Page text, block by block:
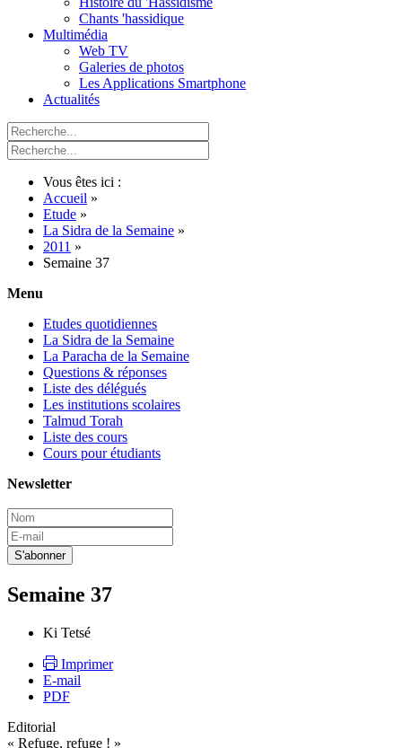
Chants 'hassidique
Multimédia
Web TV
Galeries de photos
Les Applications Smartphone
Actualités
Vous êtes ici :
Accueil »
Etude »
La Sidra de la Semaine »
2011 »
Semaine 37
Menu
Etudes quotidiennes
La Sidra de la Semaine
La Paracha de la Semaine
Questions & réponses
Liste des délégués
Les institutions scolaires
Talmud Torah
Liste des cours
Cours pour étudiants
Newsletter
Semaine 37
Ki Tetsé
Imprimer
E-mail
PDF
Editorial
« Refuge, refuge ! »